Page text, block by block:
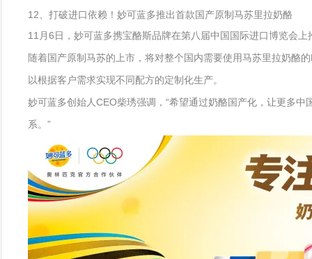
12、打破进口依赖！妙可蓝多推出首款国产原制马苏里拉奶酪
11月6日，妙可蓝多携宝酪斯品牌在第八届中国国际进口博览会
随着国产原制马苏的上市，将对整个国内需要使用马苏里拉奶酪
以根据客户需求实现不同配方的定制化生产。
妙可蓝多创始人CEO柴琇强调，“希望通过奶酪国产化，让更多
系。”